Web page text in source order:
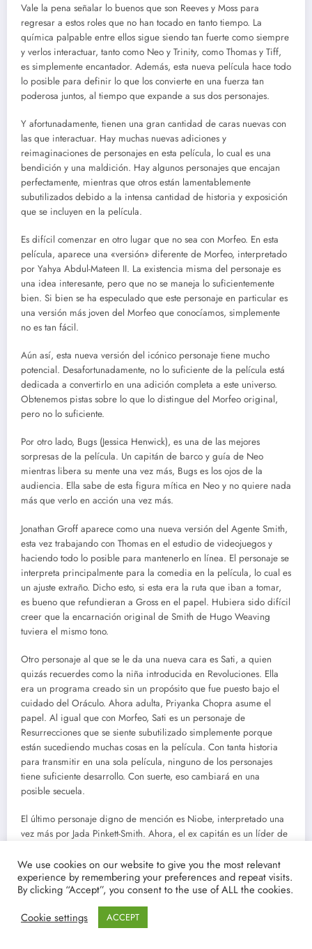
Vale la pena señalar lo buenos que son Reeves y Moss para
regresar a estos roles que no han tocado en tanto tiempo. La
química palpable entre ellos sigue siendo tan fuerte como siempre
y verlos interactuar, tanto como Neo y Trinity, como Thomas y Tiff,
es simplemente encantador. Además, esta nueva película hace todo
lo posible para definir lo que los convierte en una fuerza tan
poderosa juntos, al tiempo que expande a sus dos personajes.
Y afortunadamente, tienen una gran cantidad de caras nuevas con
las que interactuar. Hay muchas nuevas adiciones y
reimaginaciones de personajes en esta película, lo cual es una
bendición y una maldición. Hay algunos personajes que encajan
perfectamente, mientras que otros están lamentablemente
subutilizados debido a la intensa cantidad de historia y exposición
que se incluyen en la película.
Es difícil comenzar en otro lugar que no sea con Morfeo. En esta
película, aparece una «versión» diferente de Morfeo, interpretado
por Yahya Abdul-Mateen II. La existencia misma del personaje es
una idea interesante, pero que no se maneja lo suficientemente
bien. Si bien se ha especulado que este personaje en particular es
una versión más joven del Morfeo que conocíamos, simplemente
no es tan fácil.
Aún así, esta nueva versión del icónico personaje tiene mucho
potencial. Desafortunadamente, no lo suficiente de la película está
dedicada a convertirlo en una adición completa a este universo.
Obtenemos pistas sobre lo que lo distingue del Morfeo original,
pero no lo suficiente.
Por otro lado, Bugs (Jessica Henwick), es una de las mejores
sorpresas de la película. Un capitán de barco y guía de Neo
mientras libera su mente una vez más, Bugs es los ojos de la
audiencia. Ella sabe de esta figura mítica en Neo y no quiere nada
más que verlo en acción una vez más.
Jonathan Groff aparece como una nueva versión del Agente Smith,
esta vez trabajando con Thomas en el estudio de videojuegos y
haciendo todo lo posible para mantenerlo en línea. El personaje se
interpreta principalmente para la comedia en la película, lo cual es
un ajuste extraño. Dicho esto, si esta era la ruta que iban a tomar,
es bueno que refundieran a Gross en el papel. Hubiera sido difícil
creer que la encarnación original de Smith de Hugo Weaving
tuviera el mismo tono.
Otro personaje al que se le da una nueva cara es Sati, a quien
quizás recuerdes como la niña introducida en Revoluciones. Ella
era un programa creado sin un propósito que fue puesto bajo el
cuidado del Oráculo. Ahora adulta, Priyanka Chopra asume el
papel. Al igual que con Morfeo, Sati es un personaje de
Resurrecciones que se siente subutilizado simplemente porque
están sucediendo muchas cosas en la película. Con tanta historia
para transmitir en una sola película, ninguno de los personajes
tiene suficiente desarrollo. Con suerte, eso cambiará en una
posible secuela.
El último personaje digno de mención es Niobe, interpretado una
vez más por Jada Pinkett-Smith. Ahora, el ex capitán es un líder de
Tenemos bastantes escenas de Reeves y Pinkett-Smith juntos en la
película que muestran cómo Niobe se ha endurecido con el tiempo
y juegan muy bien. Es fácil entender en quién se ha convertido
después de que la promesa de «la única» no terminara con el
gobierno de las máquinas.
We use cookies on our website to give you the most relevant
experience by remembering your preferences and repeat visits.
By clicking “Accept”, you consent to the use of ALL the cookies.
Cookie settings
ACCEPT